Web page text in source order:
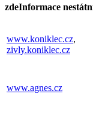
zdeInformace
www.koniklec.cz,
zivly.koniklec.cz
www.agnes.cz